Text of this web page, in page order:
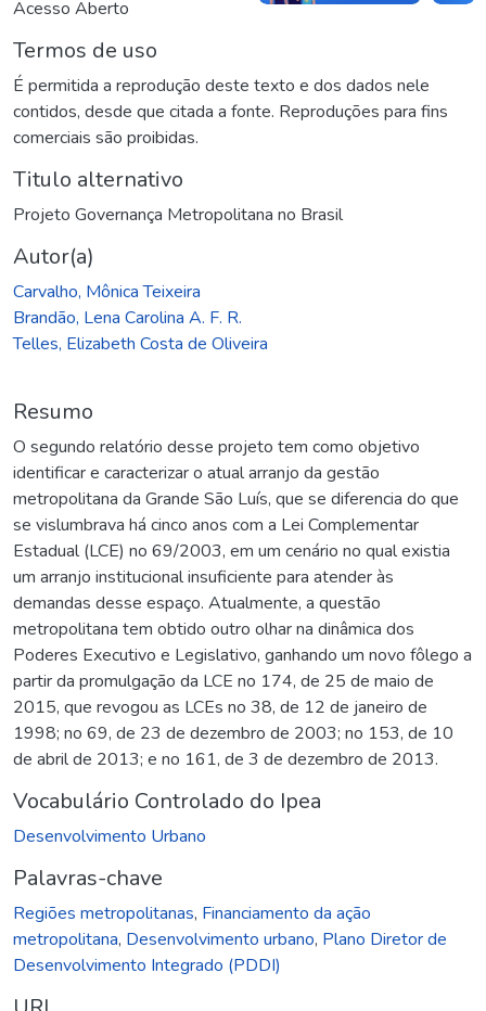
Acesso Aberto
Termos de uso
É permitida a reprodução deste texto e dos dados nele
contidos, desde que citada a fonte. Reproduções para fins
comerciais são proibidas.
Titulo alternativo
Projeto Governança Metropolitana no Brasil
Autor(a)
Carvalho, Mônica Teixeira
Brandão, Lena Carolina A. F. R.
Telles, Elizabeth Costa de Oliveira
Resumo
O segundo relatório desse projeto tem como objetivo
identificar e caracterizar o atual arranjo da gestão
metropolitana da Grande São Luís, que se diferencia do que
se vislumbrava há cinco anos com a Lei Complementar
Estadual (LCE) no 69/2003, em um cenário no qual existia
um arranjo institucional insuficiente para atender às
demandas desse espaço. Atualmente, a questão
metropolitana tem obtido outro olhar na dinâmica dos
Poderes Executivo e Legislativo, ganhando um novo fôlego a
partir da promulgação da LCE no 174, de 25 de maio de
2015, que revogou as LCEs no 38, de 12 de janeiro de
1998; no 69, de 23 de dezembro de 2003; no 153, de 10
de abril de 2013; e no 161, de 3 de dezembro de 2013.
Vocabulário Controlado do Ipea
Desenvolvimento Urbano
Palavras-chave
Regiões metropolitanas, Financiamento da ação
metropolitana, Desenvolvimento urbano, Plano Diretor de
Desenvolvimento Integrado (PDDI)